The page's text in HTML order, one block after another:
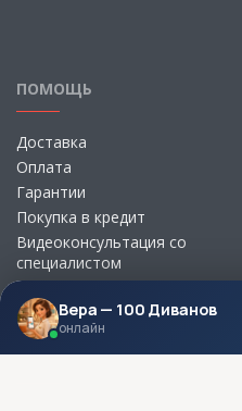
ПОМОЩЬ
Доставка
Оплата
Гарантии
Покупка в кредит
Видеоконсультация со
специалистом
Выбор ткани для мебели без
визита в магазин
МЫ В СОЦСЕТЯХ
Вера — 100 Диванов
онлайн